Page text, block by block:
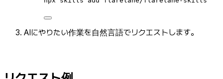
AIにやりたい作業を自然言語でリクエストします。